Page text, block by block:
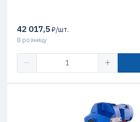
42 017,5₽/шт.
В розницу